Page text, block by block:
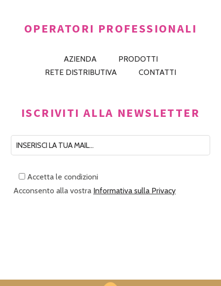
OPERATORI PROFESSIONALI
AZIENDA
PRODOTTI
RETE DISTRIBUTIVA
CONTATTI
ISCRIVITI ALLA NEWSLETTER
Accetta le condizioni
Acconsento alla vostra Informativa sulla Privacy